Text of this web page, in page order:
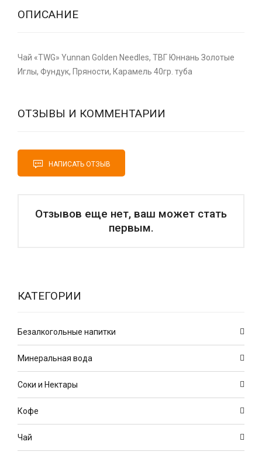
ОПИСАНИЕ
Чай «TWG» Yunnan Golden Needles, ТВГ Юннань Золотые
Иглы, Фундук, Пряности, Карамель 40гр. туба
ОТЗЫВЫ И КОММЕНТАРИИ
НАПИСАТЬ ОТЗЫВ
Отзывов еще нет, ваш может стать
первым.
КАТЕГОРИИ
Безалкогольные напитки
Минеральная вода
Соки и Нектары
Кофе
Чай